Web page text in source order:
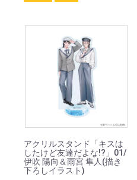
アクリルスタンド「キスは
したけど友達だよな!?」01/
伊吹 陽向＆雨宮 隼人(描き
下ろしイラスト)